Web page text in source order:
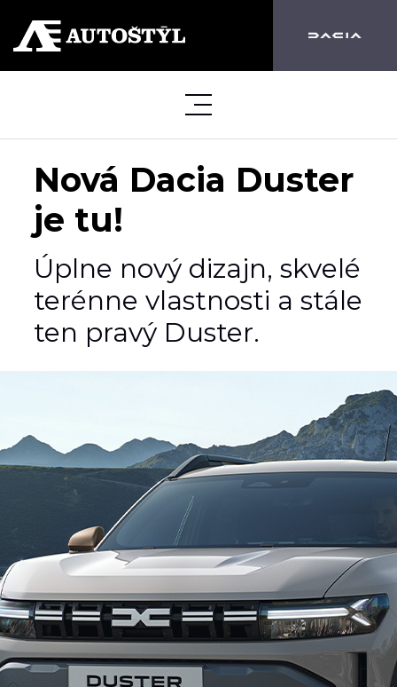
Nová Dacia Duster
je tu!
Úplne nový dizajn, skvelé
terénne vlastnosti a stále
ten pravý Duster.​